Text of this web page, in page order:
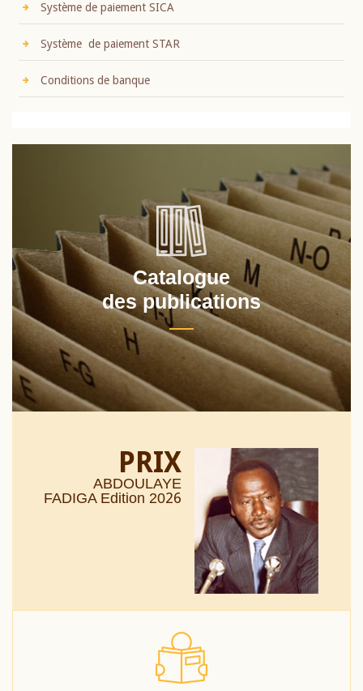
Système de paiement SICA
Système de paiement STAR
Conditions de banque
Catalogue
des publications
PRIX
ABDOULAYE
FADIGA Edition 2026